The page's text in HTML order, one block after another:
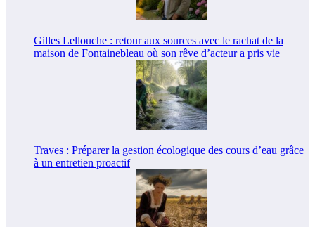
Gilles Lellouche : retour aux sources avec le rachat de la
maison de Fontainebleau où son rêve d’acteur a pris vie
Traves : Préparer la gestion écologique des cours d’eau grâce
à un entretien proactif